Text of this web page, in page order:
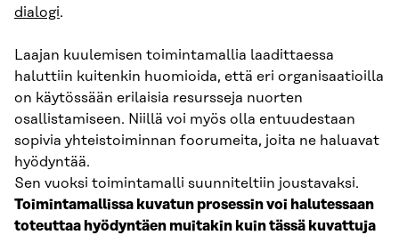
dialogi.
Laajan kuulemisen toimintamallia laadittaessa
haluttiin kuitenkin huomioida, että eri organisaatioilla
on käytössään erilaisia resursseja nuorten
osallistamiseen. Niillä voi myös olla entuudestaan
sopivia yhteistoiminnan foorumeita, joita ne haluavat
hyödyntää.
Sen vuoksi toimintamalli suunniteltiin joustavaksi.
Toimintamallissa kuvatun prosessin voi halutessaan
toteuttaa hyödyntäen muitakin kuin tässä kuvattuja